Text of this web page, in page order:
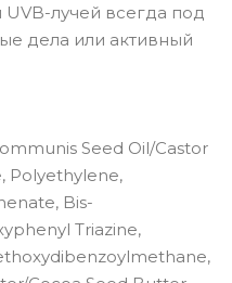
лучей всегда под
дела или активный
Seed Oil/Castor
Polyethylene,
Bis-
Triazine,